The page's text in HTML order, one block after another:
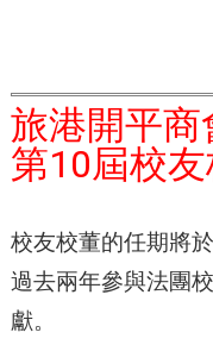
旅港開平
第10屆校
校友校董的任期將
過去兩年參與法團
獻。